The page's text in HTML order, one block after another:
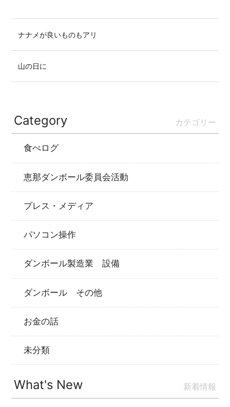
ナナメが良いものもアリ
山の日に
Category カテゴリー
食べログ
恵那ダンボール委員会活動
プレス・メディア
パソコン操作
ダンボール製造業 設備
ダンボール その他
お金の話
未分類
What's New 新着情報